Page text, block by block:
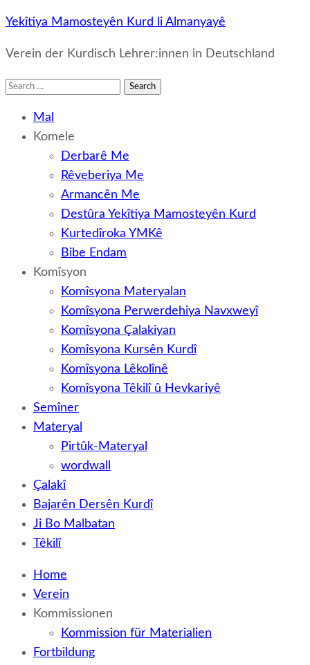
Yekîtiya Mamosteyên Kurd li Almanyayê
Verein der Kurdisch Lehrer:innen in Deutschland
Search
Mal
Komele
Derbarê Me
Rêveberiya Me
Armancên Me
Destûra Yekîtiya Mamosteyên Kurd
Kurtedîroka YMKê
Bibe Endam
Komîsyon
Komîsyona Materyalan
Komîsyona Perwerdehiya Navxweyî
Komîsyona Çalakiyan
Komîsyona Kursên Kurdî
Komîsyona Lêkolînê
Komîsyona Têkilî û Hevkariyê
Semîner
Materyal
Pirtûk-Materyal
wordwall
Çalakî
Bajarên Dersên Kurdî
Ji Bo Malbatan
Têkilî
Home
Verein
Kommissionen
Kommission für Materialien
Fortbildung